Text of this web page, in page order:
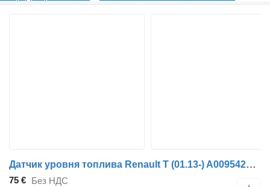
Датчик уровня топлива Renault T (01.13-) A0095423018 для тягача Renault T (2013-)
75 € Без НДС